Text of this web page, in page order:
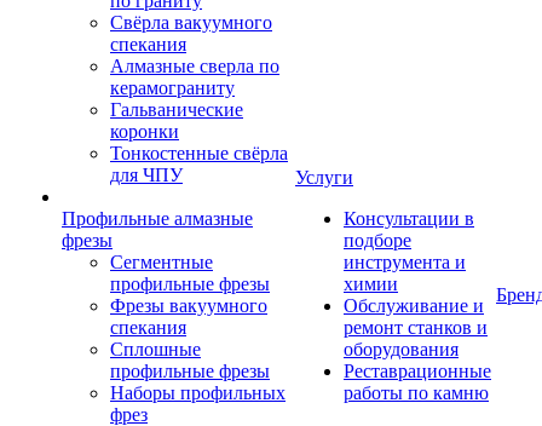
Свёрла вакуумного
спекания
Алмазные сверла по
керамограниту
Гальванические
коронки
Тонкостенные свёрла
для ЧПУ
Профильные алмазные
фрезы
Сегментные
профильные фрезы
Фрезы вакуумного
спекания
Сплошные
профильные фрезы
Наборы профильных
фрез
Услуги
Консультации в
подборе
инструмента и
химии
Обслуживание и
ремонт станков и
оборудования
Реставрационные
работы по камню